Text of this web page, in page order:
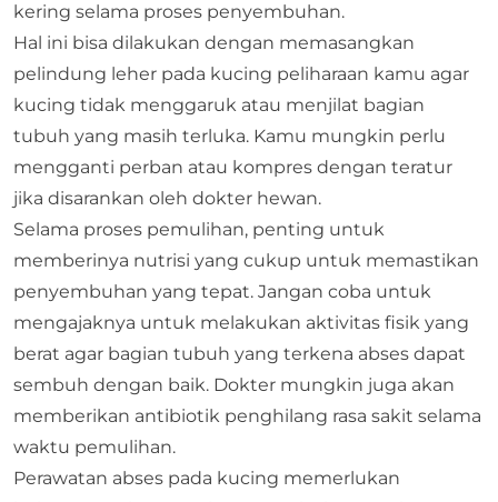
kering selama proses penyembuhan.
Hal ini bisa dilakukan dengan memasangkan
pelindung leher pada kucing peliharaan kamu agar
kucing tidak menggaruk atau menjilat bagian
tubuh yang masih terluka. Kamu mungkin perlu
mengganti perban atau kompres dengan teratur
jika disarankan oleh dokter hewan.
Selama proses pemulihan, penting untuk
memberinya nutrisi yang cukup untuk memastikan
penyembuhan yang tepat. Jangan coba untuk
mengajaknya untuk melakukan aktivitas fisik yang
berat agar bagian tubuh yang terkena abses dapat
sembuh dengan baik. Dokter mungkin juga akan
memberikan antibiotik penghilang rasa sakit selama
waktu pemulihan.
Perawatan abses pada kucing memerlukan